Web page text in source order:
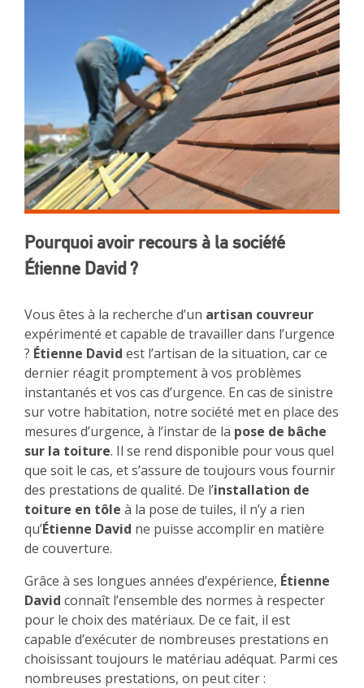
Pourquoi avoir recours à la société
Étienne David ?
Vous êtes à la recherche d’un artisan couvreur
expérimenté et capable de travailler dans l’urgence
? Étienne David est l’artisan de la situation, car ce
dernier réagit promptement à vos problèmes
instantanés et vos cas d’urgence. En cas de sinistre
sur votre habitation, notre société met en place des
mesures d’urgence, à l’instar de la pose de bâche
sur la toiture. Il se rend disponible pour vous quel
que soit le cas, et s’assure de toujours vous fournir
des prestations de qualité. De l’installation de
toiture en tôle à la pose de tuiles, il n’y a rien
qu’Étienne David ne puisse accomplir en matière
de couverture.
Grâce à ses longues années d’expérience, Étienne
David connaît l’ensemble des normes à respecter
pour le choix des matériaux. De ce fait, il est
capable d’exécuter de nombreuses prestations en
choisissant toujours le matériau adéquat. Parmi ces
nombreuses prestations, on peut citer :